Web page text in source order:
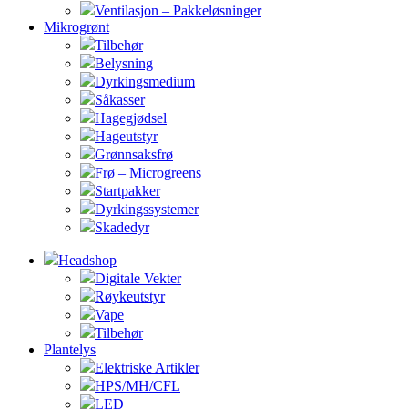
Ventilasjon – Pakkeløsninger
Mikrogrønt
Tilbehør
Belysning
Dyrkingsmedium
Såkasser
Hagegjødsel
Hageutstyr
Grønnsaksfrø
Frø – Microgreens
Startpakker
Dyrkingssystemer
Skadedyr
Headshop
Digitale Vekter
Røykeutstyr
Vape
Tilbehør
Plantelys
Elektriske Artikler
HPS/MH/CFL
LED